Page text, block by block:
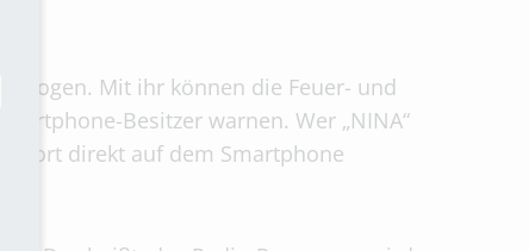
Mit ihr können die Feuer- und
Besitzer warnen. Wer „NINA“
direkt auf dem Smartphone